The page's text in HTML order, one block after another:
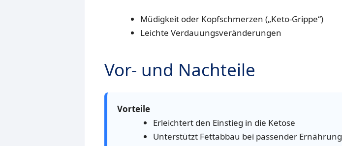
Müdigkeit oder Kopfschmerzen („Keto-Grippe“)
Leichte Verdauungsveränderungen
Vor- und Nachteile
Vorteile
Erleichtert den Einstieg in die Ketose
Unterstützt Fettabbau bei passender Ernährung